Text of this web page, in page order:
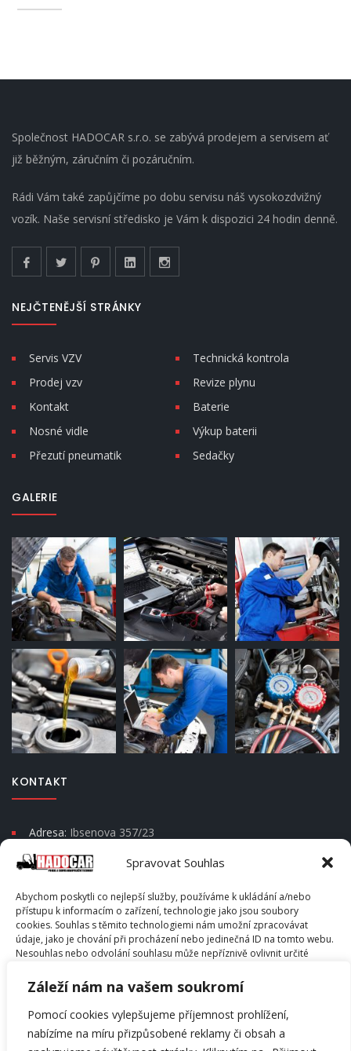
Záleží nám na vašem soukromí
Pomocí cookies vylepšujeme příjemnost prohlížení,
nabízíme na míru přizpůsobené reklamy či obsah a
Spravovat Souhlas
Abychom poskytli co nejlepší služby, používáme k ukládání a/nebo
přístupu k informacím o zařízení, technologie jako jsou soubory
cookies. Souhlas s těmito technologiemi nám umožní zpracovávat
údaje, jako je chování při procházení nebo jedinečná ID na tomto webu.
Nesouhlas nebo odvolání souhlasu může nepříznivě ovlivnit určité
PŘÍJMOUT
ODMÍTNOUT
Společnost HADOCAR s.r.o. se zabývá prodejem a servisem ať
již běžným, záručním či pozáručním.
Rádi Vám také zapůjčíme po dobu servisu náš vysokozdvižný
vozík. Naše servisní středisko je Vám k dispozici 24 hodin denně.
NEJČTENĚJŠÍ STRÁNKY
Servis VZV
Technická kontrola
Prodej vzv
Revize plynu
Kontakt
Baterie
Nosné vidle
Výkup baterii
Přezutí pneumatik
Sedačky
GALERIE
KONTAKT
Adresa: Ibsenova 357/23
Moravská Ostrava a Přívoz
Psč 702 00
Telefon: +420 604 666 202
E-mail: info@hadocar.cz
Skype: info@hadocar.cz
© Hadocar s.r.o. - All Rights Reserved. Copyright © 2014 -